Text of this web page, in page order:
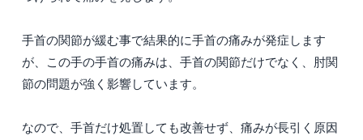
手首の関節が緩む事で結果的に手首の痛みが発症します
が、この手の手首の痛みは、手首の関節だけでなく、肘関
節の問題が強く影響しています。
なので、手首だけ処置しても改善せず、痛みが長引く原因